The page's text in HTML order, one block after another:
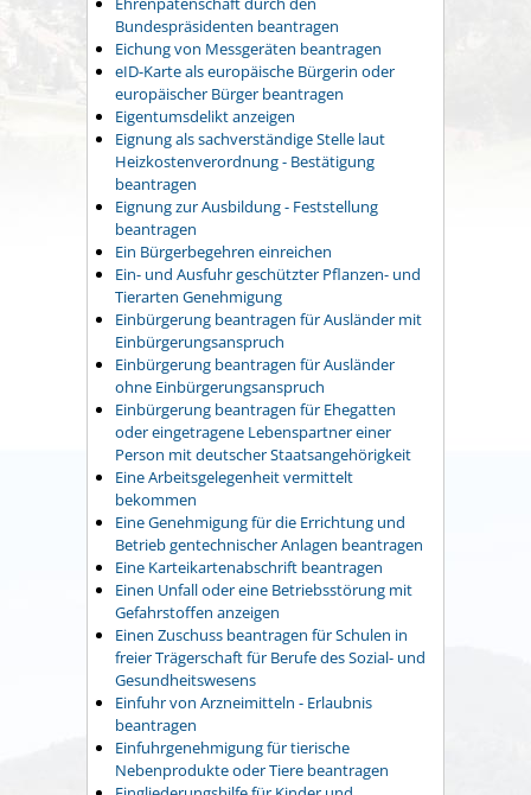
Bundespräsidenten beantragen
Eichung von Messgeräten beantragen
eID-Karte als europäische Bürgerin oder
europäischer Bürger beantragen
Eigentumsdelikt anzeigen
Eignung als sachverständige Stelle laut
Heizkostenverordnung - Bestätigung
beantragen
Eignung zur Ausbildung - Feststellung
beantragen
Ein Bürgerbegehren einreichen
Ein- und Ausfuhr geschützter Pflanzen- und
Tierarten Genehmigung
Einbürgerung beantragen für Ausländer mit
Einbürgerungsanspruch
Einbürgerung beantragen für Ausländer
ohne Einbürgerungsanspruch
Einbürgerung beantragen für Ehegatten
oder eingetragene Lebenspartner einer
Person mit deutscher Staatsangehörigkeit
Eine Arbeitsgelegenheit vermittelt
bekommen
Eine Genehmigung für die Errichtung und
Betrieb gentechnischer Anlagen beantragen
Eine Karteikartenabschrift beantragen
Einen Unfall oder eine Betriebsstörung mit
Gefahrstoffen anzeigen
Einen Zuschuss beantragen für Schulen in
freier Trägerschaft für Berufe des Sozial- und
Gesundheitswesens
Einfuhr von Arzneimitteln - Erlaubnis
beantragen
Einfuhrgenehmigung für tierische
Nebenprodukte oder Tiere beantragen